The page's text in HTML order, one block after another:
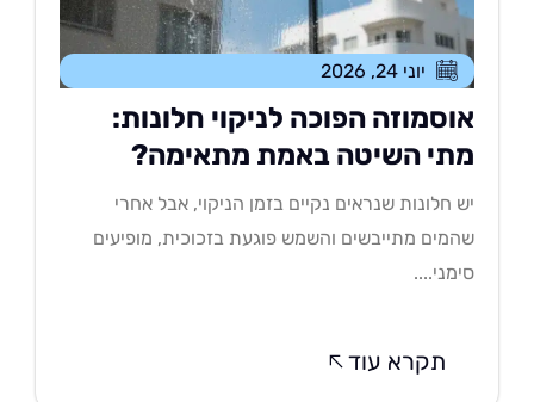
יוני 24, 2026
הפוכה לניקוי חלונות:
השיטה באמת מתאימה?
חלונות שנראים נקיים בזמן הניקוי, אבל אחרי
מתייבשים והשמש פוגעת בזכוכית, מופיעים
תקרא עוד